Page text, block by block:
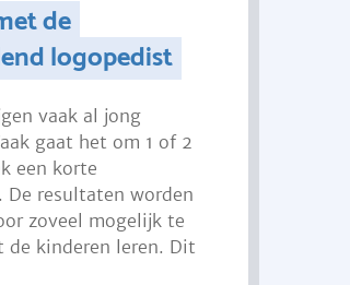
de
logopedist
vaak al jong
gaat het om 1 of 2
een korte
De resultaten worden
zoveel mogelijk te
de kinderen leren. Dit